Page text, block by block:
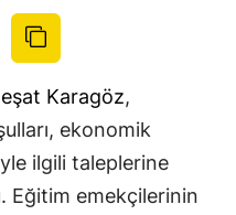
Karagöz,
ekonomik
ilgili taleplerine
Eğitim emekçilerinin